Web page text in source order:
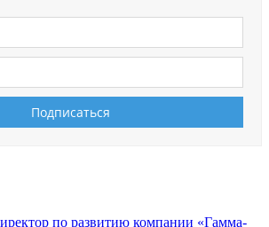
по развитию компании «Гамма-